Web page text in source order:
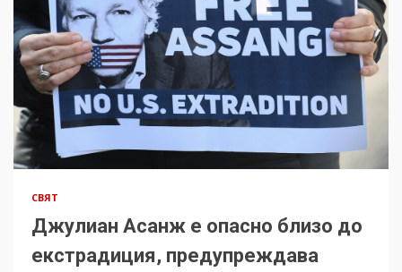
СВЯТ
Джулиан Асанж е опасно близо до
екстрадиция, предупреждава